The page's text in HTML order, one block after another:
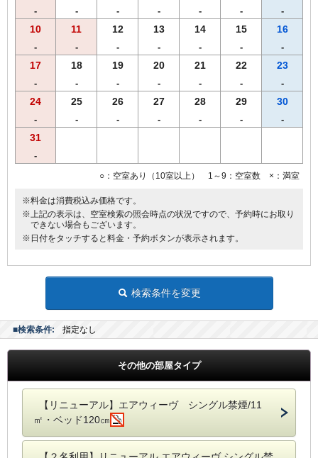
〇お食事可能時間：月〜土・祝 16:45～22:30（LO 21:30）
※休業日や営業時間にご注意ください！
※営業時間は店舗様の都合により変更になる場合がございます。
・満席の場合はお待たせする場合がございますが、事前にホテルに来
来ます。
・チェックイン時にフロントにてお食事券をお渡し致します。
※お食事券はチェックイン日からチェックアウト翌日までの有効期限
・払戻しはお受付出来ませんのでご注意くださいませ。
・追加のお飲み物代やお食事代は直接お店にてご精算ください。
【連泊について】
こちらの食事付プランは1泊1名様ごとに1食付きとなっております。
の泊数は他プランでご予約下さいませ。
10／15－1泊「韓国カフェダイニング HANOK」食事付プラン
し。
【全プラン共通サービス】
・ウェルカムドリンクとしてＲ＆Ｂオリジナル挽きたてコーヒーをご
・全室インターネット回線接続可能（Wi－Fi・有線LAN）
- - - - - - -
10
-
11
-
12
-
13
-
14
-
15
-
16
-
17
-
18
-
19
-
20
-
21
-
22
-
23
-
24
-
25
-
26
-
27
-
28
-
29
-
30
-
31
-
○：空室あり（10室以上） 1～9：空室数 ×：満室
※料金は消費税込み価格です。
※上記の表示は、空室検索の照会時点の状況ですので、予約時にお取り
できない場合もございます。
※日付をタッチすると料金・予約ボタンが表示されます。
検索条件を変更
■検索条件: 指定なし
その他の部屋タイプ
【リニューアル】エアウィーヴ シングル禁煙/11
㎡・ベッド120㎝